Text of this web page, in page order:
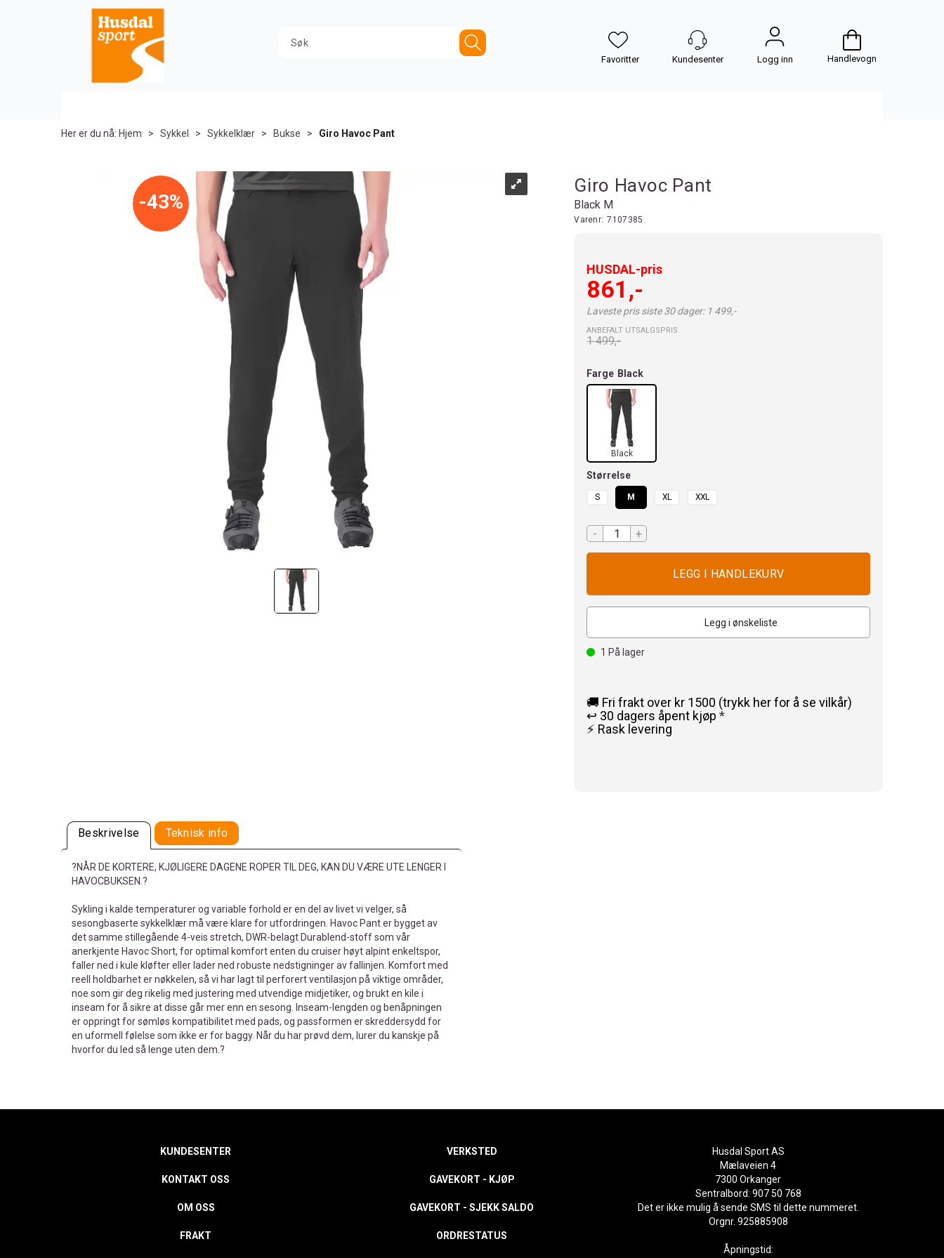
Logg inn Handlevogn
Her er du nå: Hjem > Sykkel > Sykkelklær > Bukse > Giro Havoc Pant
43%
Giro Havoc Pant
Black M
Varenr: 7107385
HUSDAL-pris
861,-
Laveste pris siste 30 dager: 1 499,-
ANBEFALT UTSALGSPRIS
1 499,-
Farge Black
Black
Størrelse
S M XL XXL
- +
Legg i ønskeliste
1 På lager
🚚 Fri frakt over kr 1500 (trykk her for å se vilkår)
↩️ 30 dagers åpent kjøp*
⚡ Rask levering
Beskrivelse Teknisk info
?NÅR DE KORTERE, KJØLIGERE DAGENE ROPER TIL DEG, KAN DU VÆRE UTE LENGER I
HAVOCBUKSEN.?
Sykling i kalde temperaturer og variable forhold er en del av livet vi velger, så
sesongbaserte sykkelklær må være klare for utfordringen. Havoc Pant er bygget av
det samme stillegående 4-veis stretch, DWR-belagt Durablend-stoff som vår
anerkjente Havoc Short, for optimal komfort enten du cruiser høyt alpint enkeltspor,
faller ned i kule kløfter eller lader ned robuste nedstigninger av fallinjen. Komfort med
reell holdbarhet er nøkkelen, så vi har lagt til perforert ventilasjon på viktige områder,
noe som gir deg rikelig med justering med utvendige midjetiker, og brukt en kile i
inseam for å sikre at disse går mer enn en sesong. Inseam-lengden og benåpningen
er oppringt for sømløs kompatibilitet med pads, og passformen er skreddersydd for
en uformell følelse som ikke er for baggy. Når du har prøvd dem, lurer du kanskje på
hvorfor du led så lenge uten dem.?
KUNDESENTER
KONTAKT OSS
OM OSS
FRAKT
VERKSTED
GAVEKORT - KJØP
GAVEKORT - SJEKK SALDO
ORDRESTATUS
Husdal Sport AS
Mælaveien 4
7300 Orkanger
Sentralbord: 907 50 768
Det er ikke mulig å sende SMS til dette nummeret.
Orgnr. 925885908
Åpningstid: